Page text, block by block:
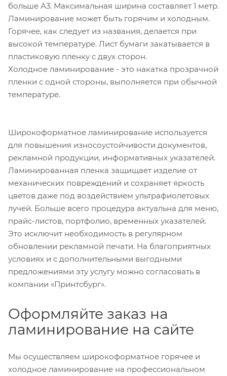
больше А3. Максимальная ширина составляет 1 метр.
Ламинирование может быть горячим и холодным.
Горячее, как следует из названия, делается при
высокой температуре. Лист бумаги закатывается в
пластиковую пленку с двух сторон.
Холодное ламинирование - это накатка прозрачной
пленки с одной стороны, выполняется при обычной
температуре.
Широкоформатное ламинирование используется
для повышения износоустойчивости документов,
рекламной продукции, информативных указателей.
Ламинированная пленка защищает изделие от
механических повреждений и сохраняет яркость
цветов даже под воздействием ультрафиолетовых
лучей. Больше всего процедура актуальна для меню,
прайс-листов, портфолио, временных указателей.
Это исключит необходимость в регулярном
обновлении рекламной печати. На благоприятных
условиях и с дополнительными выгодными
предложениями эту услугу можно согласовать в
компании «Принтсбург».
Оформляйте заказ на
ламинирование на сайте
Мы осуществляем широкоформатное горячее и
холодное ламинирование на профессиональном